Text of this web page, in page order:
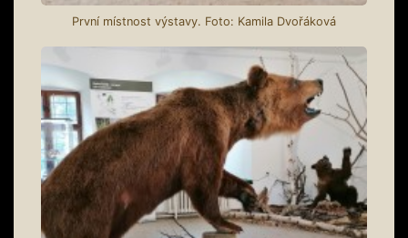
První místnost výstavy. Foto: Kamila Dvořáková